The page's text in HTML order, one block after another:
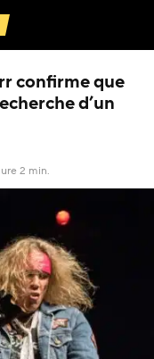
confirme que
d’un
2 min.